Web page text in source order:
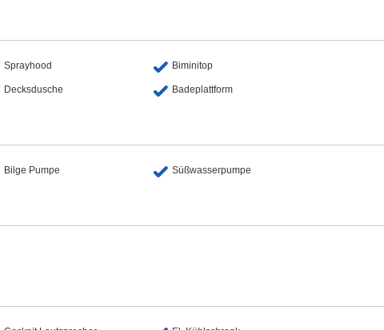
Sprayhood Biminitop
Decksdusche Badeplattform
Bilge Pumpe Süßwasserpumpe